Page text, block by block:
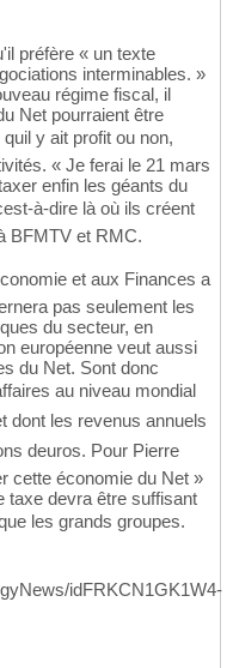
préfère « un texte
interminables. »
régime fiscal, il
Net pourraient être
y ait profit ou non,
« Je ferai le 21 mars
enfin les géants du
à-dire là où ils créent
BFMTV et RMC.
et aux Finances a
pas seulement les
du secteur, en
européenne veut aussi
du Net. Sont donc
au niveau mondial
dont les revenus annuels
deuros. Pour Pierre
cette économie du Net »
taxe devra être suffisant
les grands groupes.
idFRKCN1GK1W4-